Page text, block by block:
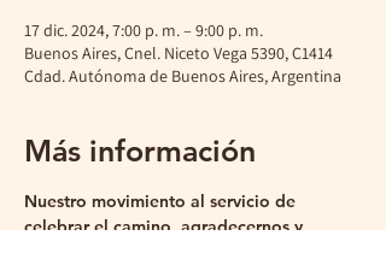
17 dic. 2024, 7:00 p. m. – 9:00 p. m.
Buenos Aires, Cnel. Niceto Vega 5390, C1414
Cdad. Autónoma de Buenos Aires, Argentina
Más información
Nuestro movimiento al servicio de
celebrar el camino, agradecernos y